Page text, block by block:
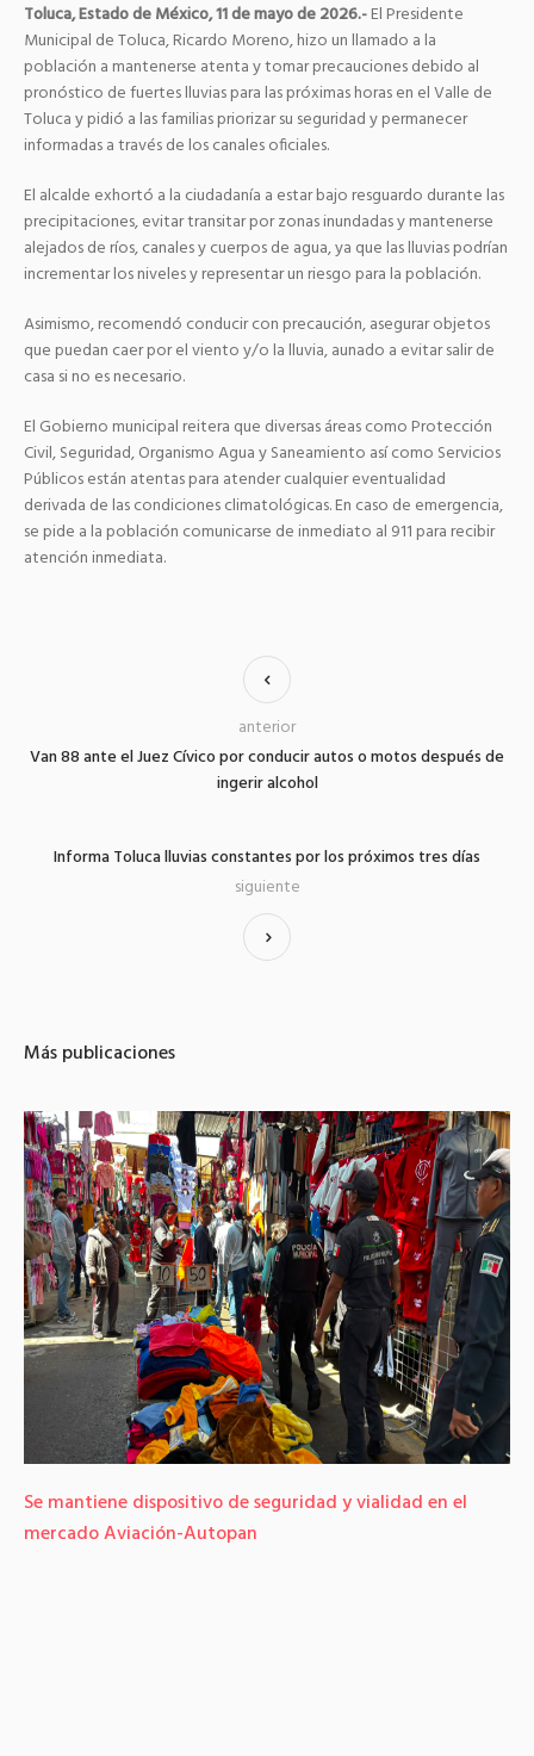
Toluca, Estado de México, 11 de mayo de 2026.-El Presidente
Municipal de Toluca, Ricardo Moreno, hizo un llamado a la
población a mantenerse atenta y tomar precauciones debido al
pronóstico de fuertes lluvias para las próximas horas en el Valle de
Toluca y pidió a las familias priorizar su seguridad y permanecer
informadas a través de los canales oficiales.
El alcalde exhortó a la ciudadanía a estar bajo resguardo durante las
precipitaciones, evitar transitar por zonas inundadas y mantenerse
alejados de ríos, canales y cuerpos de agua, ya que las lluvias podrían
incrementar los niveles y representar un riesgo para la población.
Asimismo, recomendó conducir con precaución, asegurar objetos
que puedan caer por el viento y/o la lluvia, aunado a evitar salir de
casa si no es necesario.
El Gobierno municipal reitera que diversas áreas como Protección
Civil, Seguridad, Organismo Agua y Saneamiento así como Servicios
Públicos están atentas para atender cualquier eventualidad
derivada de las condiciones climatológicas. En caso de emergencia,
se pide a la población comunicarse de inmediato al 911 para recibir
atención inmediata.
Van 88 ante el Juez Cívico por conducir autos o motos después de
ingerir alcohol
anterior
Informa Toluca lluvias constantes por los próximos tres días
siguiente
Más publicaciones
Se mantiene dispositivo de seguridad y vialidad en el
mercado Aviación-Autopan